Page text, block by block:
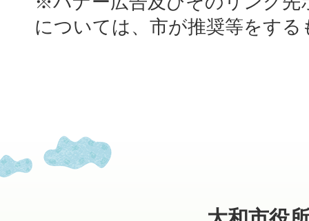
については、市が推奨等をす